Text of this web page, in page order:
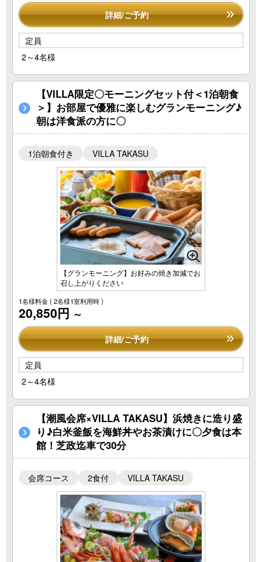
詳細/ご予約
定員
2～4名様
【VILLA限定〇モーニングセット付＜1泊朝食
＞】お部屋で優雅に楽しむグランモーニング♪
朝は洋食派の方に〇
1泊朝食付き VILLA TAKASU
【グランモーニング】お好みの焼き加減でお
召し上がりください
1名様料金( 2名様1室利用時 )
20,850円 ～
詳細/ご予約
定員
2～4名様
【潮風会席×VILLA TAKASU】浜焼きに造り盛
り♪白米釜飯を海鮮丼やお茶漬けに〇夕食は本
館！芝政迄車で30分
会席コース 2食付 VILLA TAKASU